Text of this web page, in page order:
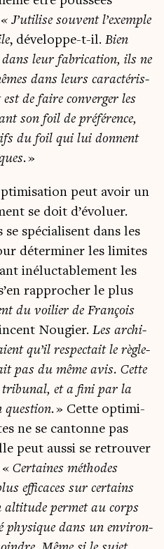
« J’utilise sou­vent l’exemple
, déve­loppe-t-il. Bien
leur fabri­ca­tion, ils ne
dans leurs carac­té­ris­
de faire conver­ger les
son foil de pré­fé­rence,
du foil qui lui donnent
»
peut avoir un
se doit d’évoluer.
se spé­cia­lisent dans les
déter­mi­ner les limites
iné­luc­ta­ble­ment les
rap­pro­cher le plus
du voi­lier de Fran­çois
Nou­gier. Les archi­
qu’il res­pec­tait le règle­
pas du même avis. Cette
tri­bu­nal, et a fini par la
ques­tion. » Cette opti­mi­
ne se can­tonne pas
peut aus­si se retrou­ver
Cer­taines méthodes
effi­caces sur cer­tains
alti­tude per­met au corps
phy­sique dans un envi­ron­